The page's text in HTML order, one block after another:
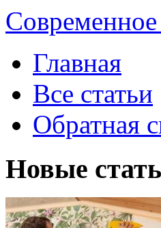
Главная
Все статьи
Обратная
Новые